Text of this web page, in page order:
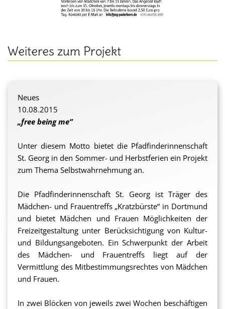
Weiteres zum Projekt
Neues
10.08.2015
„free being me“
Unter diesem Motto bietet die Pfadfinderinnenschaft
St. Georg in den Sommer- und Herbstferien ein Projekt
zum Thema Selbstwahrnehmung an.
Die Pfadfinderinnenschaft St. Georg ist Träger des
Mädchen- und Frauentreffs „Kratzbürste“ in Dortmund
und bietet Mädchen und Frauen Möglichkeiten der
Freizeitgestaltung unter Berücksichtigung von Kultur-
und Bildungsangeboten. Ein Schwerpunkt der Arbeit
des Mädchen- und Frauentreffs liegt auf der
Vermittlung des Mitbestimmungsrechtes von Mädchen
und Frauen.
In zwei Blöcken von jeweils zwei Wochen beschäftigen